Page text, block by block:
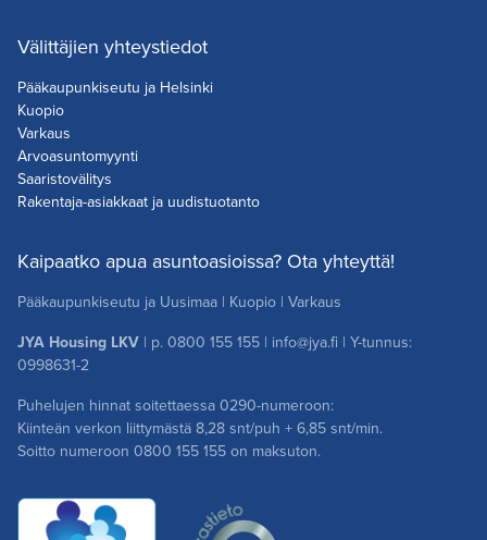
Välittäjien yhteystiedot
Pääkaupunkiseutu ja Helsinki
Kuopio
Varkaus
Arvoasuntomyynti
Saaristovälitys
Rakentaja-asiakkaat ja uudistuotanto
Kaipaatko apua asuntoasioissa? Ota yhteyttä!
Pääkaupunkiseutu ja Uusimaa | Kuopio | Varkaus
JYA Housing LKV | p. 0800 155 155 | info@jya.fi | Y-tunnus:
0998631-2
Puhelujen hinnat soitettaessa 0290-numeroon:
Kiinteän verkon liittymästä 8,28 snt/puh + 6,85 snt/min.
Soitto numeroon 0800 155 155 on maksuton.